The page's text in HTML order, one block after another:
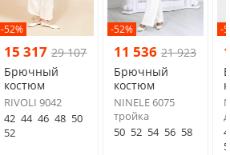
-52%
15 317 29 107
Брючный
костюм
RIVOLI 9042
42 44 46 48 50
52
-52%
11 536 21 923
Брючный
костюм
NINELE 6075
тройка
50 52 54 56 58
-